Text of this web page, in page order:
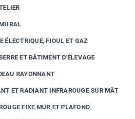
ÉLECTRIQUE, FIOUL ET GAZ
ET BÂTIMENT D'ÉLEVAGE
RAYONNANT
ET RADIANT INFRAROUGE SUR MÂT
FIXE MUR ET PLAFOND